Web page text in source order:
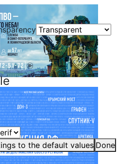
to the default values Done